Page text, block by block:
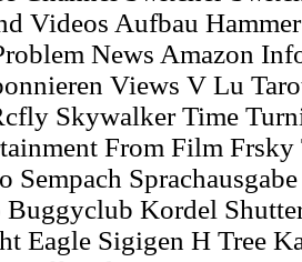
Videos Aufbau
News Amazon
Views V Lu
Skywalker Time
From Film Frsky
Sempach
Kordel
Eagle Sigigen H Tree